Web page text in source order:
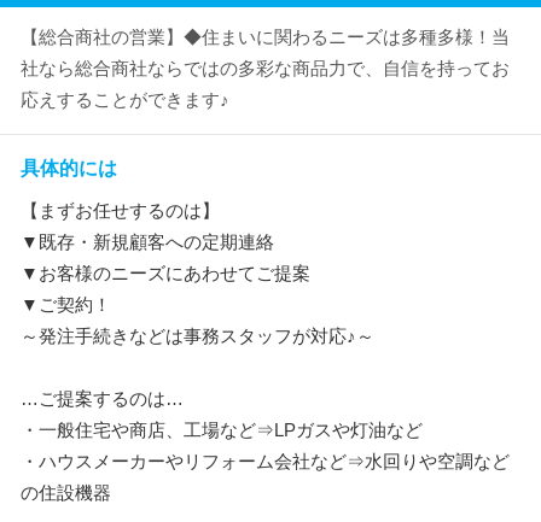
【総合商社の営業】◆住まいに関わるニーズは多種多様！当
社なら総合商社ならではの多彩な商品力で、自信を持ってお
応えすることができます♪
具体的には
【まずお任せするのは】
▼既存・新規顧客への定期連絡
▼お客様のニーズにあわせてご提案
▼ご契約！
～発注手続きなどは事務スタッフが対応♪～
…ご提案するのは…
・一般住宅や商店、工場など⇒LPガスや灯油など
・ハウスメーカーやリフォーム会社など⇒水回りや空調など
の住設機器